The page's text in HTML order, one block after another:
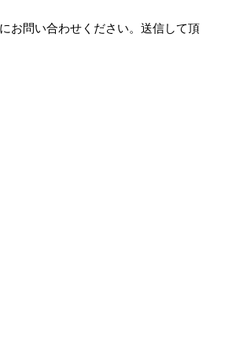
お問い合わせください。送信して頂